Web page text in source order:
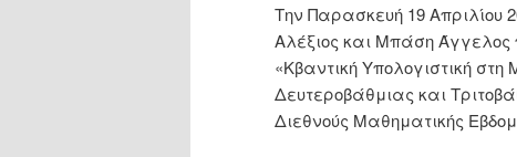
Την Παρασκευή 19 Απριλίου
Αλέξιος και Μπάση
«Κβαντική Υπολογιστική
Δευτεροβάθμιας και
Διεθνούς Μαθηματικής